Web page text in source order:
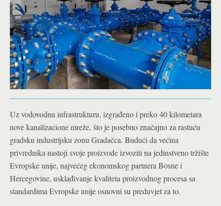
Uz vodovodnu infrastrukturu, izgrađeno i preko 40 kilometara
nove kanalizacione mreže, što je posebno značajno za rastuću
gradsku industrijsku zonu Gradačca. Budući da većina
privrednika nastoji svoje proizvode izvoziti na jedinstveno tržište
Evropske unije, najvećeg ekonomskog partnera Bosne i
Hercegovine, usklađivanje kvaliteta proizvodnog procesa sa
standardima Evropske unije osnovni su preduvjet za to.